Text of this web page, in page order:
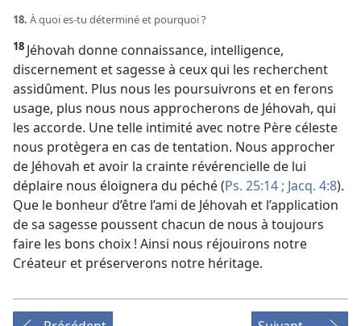
18. À quoi es-tu déterminé et pourquoi ?
18 Jéhovah donne connaissance, intelligence,
discernement et sagesse à ceux qui les recherchent
assidûment. Plus nous les poursuivrons et en ferons
usage, plus nous nous approcherons de Jéhovah, qui
les accorde. Une telle intimité avec notre Père céleste
nous protègera en cas de tentation. Nous approcher
de Jéhovah et avoir la crainte révérencielle de lui
déplaire nous éloignera du péché (Ps. 25:14 ; Jacq. 4:8).
Que le bonheur d’être l’ami de Jéhovah et l’application
de sa sagesse poussent chacun de nous à toujours
faire les bons choix ! Ainsi nous réjouirons notre
Créateur et préserverons notre héritage.